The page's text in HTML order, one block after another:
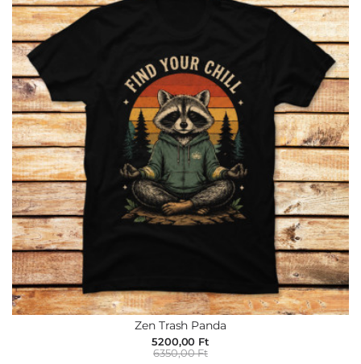
Macskák
Természet
Világűr
Black
&
White
Állatok
Retró
és
nosztalgia
Vicces
Popkultúra
Kutyák
Bagolyok
Yoga
Zen Trash Panda
5200,00 Ft
6350,00 Ft